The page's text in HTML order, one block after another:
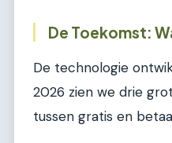
De Toekomst:
De technologie
2026 zien we drie
tussen gratis en